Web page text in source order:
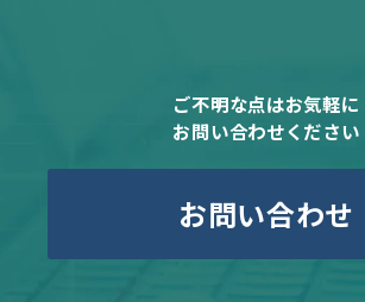
ご不明な点はお気軽に
お問い合わせください
お問い合わせ